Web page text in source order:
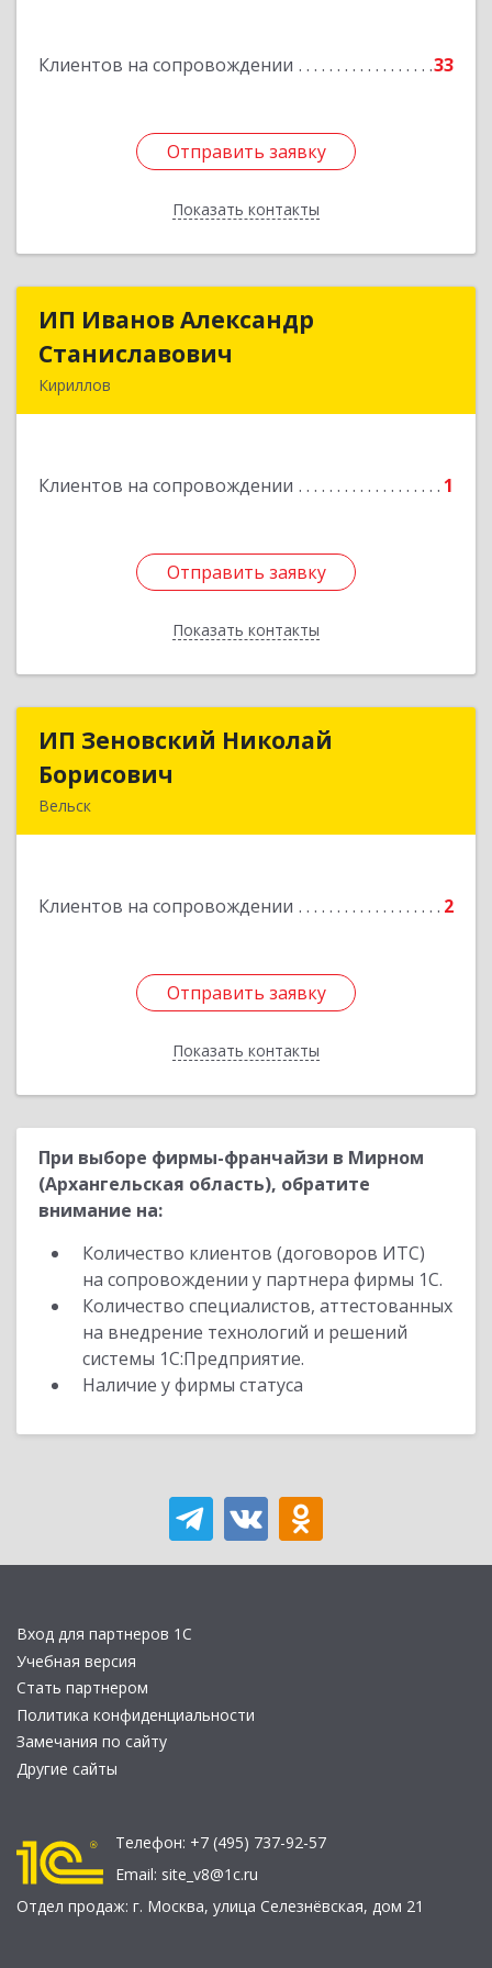
Клиентов на сопровождении 33
Отправить заявку
Показать контакты
Отправить заявку
Назад
ИП Иванов Александр
Станиславович
Кириллов
Клиентов на сопровождении 1
Отправить заявку
Показать контакты
ИП Иванов Александр
Подробнее
Отправить заявку
Назад
ИП Зеновский Николай
Борисович
Вельск
Клиентов на сопровождении 2
Отправить заявку
Показать контакты
ИП Зеновский Николай
Подробнее
Отправить заявку
Назад
При выборе фирмы-франчайзи в Мирном
(Архангельская область), обратите
внимание на:
Количество клиентов (договоров ИТС)
на сопровождении у партнера фирмы 1С.
Количество специалистов, аттестованных
на внедрение технологий и решений
системы 1С:Предприятие.
Наличие у фирмы статуса
Вход для партнеров 1С
Учебная версия
Стать партнером
Политика конфиденциальности
Замечания по сайту
Другие сайты
Телефон: +7 (495) 737-92-57
Email: site_v8@1c.ru
Отдел продаж: г. Москва, улица Селезнёвская, дом 21